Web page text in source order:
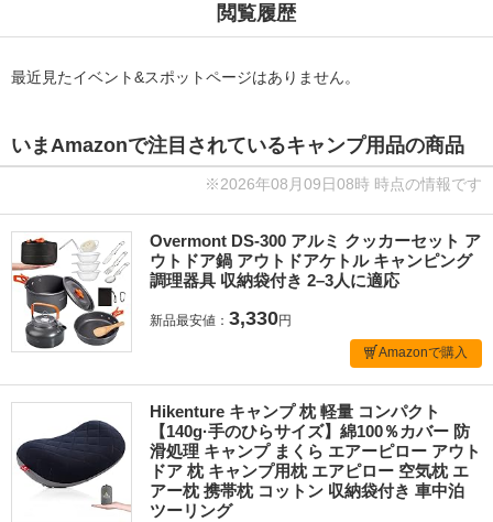
閲覧履歴
最近見たイベント&スポットページはありません。
いまAmazonで注目されているキャンプ用品の商品
※2026年08月09日08時 時点の情報です
Overmont DS-300 アルミ クッカーセット ア
ウトドア鍋 アウトドアケトル キャンピング
調理器具 収納袋付き 2–3人に適応
新品最安値： 3,330円
Amazonで購入
Hikenture キャンプ 枕 軽量 コンパクト
【140g·手のひらサイズ】綿100％カバー 防
滑処理 キャンプ まくら エアーピロー アウト
ドア 枕 キャンプ用枕 エアピロー 空気枕 エ
アー枕 携帯枕 コットン 収納袋付き 車中泊
ツーリング